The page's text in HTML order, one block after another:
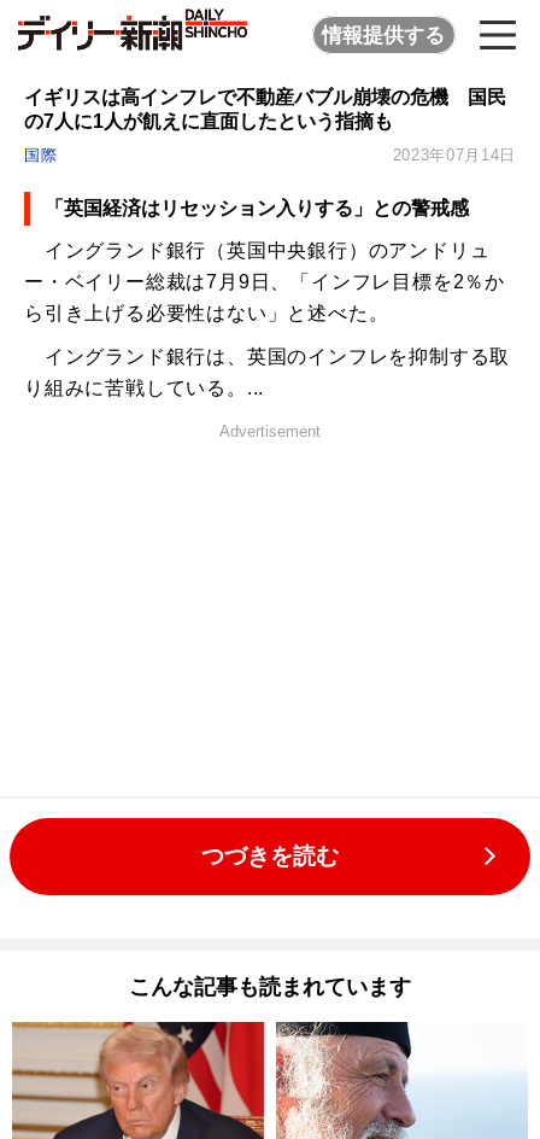
情報提供する
イギリスは高インフレで不動産バブル崩壊の危機 国民
の7人に1人が飢えに直面したという指摘も
国際 2023年07月14日
「英国経済はリセッション入りする」との警戒感
イングランド銀行（英国中央銀行）のアンドリュ
ー・ベイリー総裁は7月9日、「インフレ目標を2％か
ら引き上げる必要性はない」と述べた。
イングランド銀行は、英国のインフレを抑制する取
り組みに苦戦している。...
Advertisement
つづきを読む
こんな記事も読まれています